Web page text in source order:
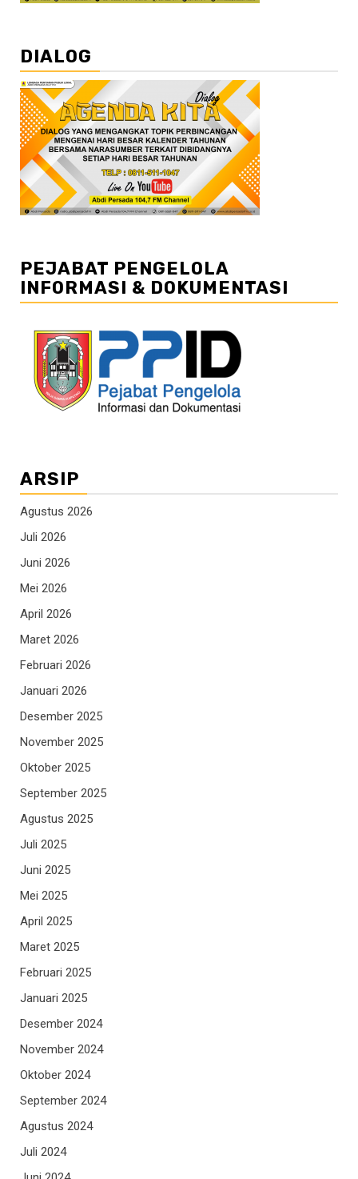
DIALOG
PEJABAT PENGELOLA
INFORMASI & DOKUMENTASI
ARSIP
Agustus 2026
Juli 2026
Juni 2026
Mei 2026
April 2026
Maret 2026
Februari 2026
Januari 2026
Desember 2025
November 2025
Oktober 2025
September 2025
Agustus 2025
Juli 2025
Juni 2025
Mei 2025
April 2025
Maret 2025
Februari 2025
Januari 2025
Desember 2024
November 2024
Oktober 2024
September 2024
Agustus 2024
Juli 2024